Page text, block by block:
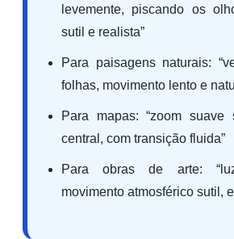
levemente, piscando os
sutil e realista”
Para paisagens naturais:
folhas, movimento lento e
Para mapas: “zoom
central, com transição fluida”
Para obras de arte:
movimento atmosférico sutil,